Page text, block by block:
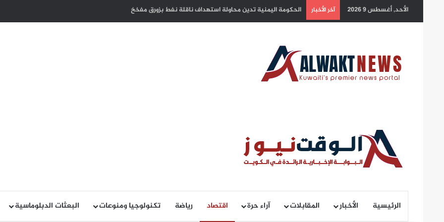
الأحد, أغسطس 9 2026 آخر الأخبار دولة الكويت ترحب ببيان أعضاء مجلس الأمن وما تضمنه من إدانة لهجمات ميليشيا الحوثي ضد السعودية
الرئيسية الأخبار المقابلات آراء حرة اقتصاد رياضة تكنولوجيا ومنوعات البعثات الدبلوماسية